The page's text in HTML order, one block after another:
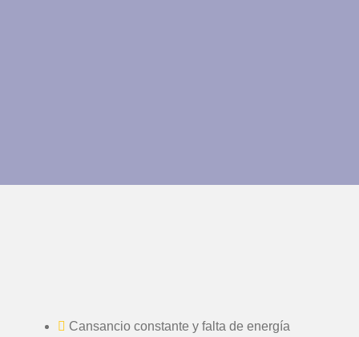
Cansancio constante y falta de energía